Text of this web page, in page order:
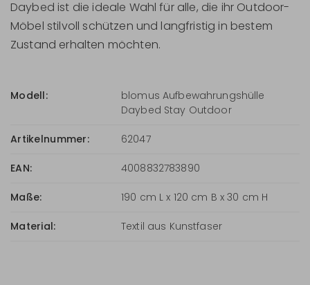
Daybed ist die ideale Wahl für alle, die ihr Outdoor-
Möbel stilvoll schützen und langfristig in bestem
Zustand erhalten möchten.
Modell:
blomus Aufbewahrungshülle
Daybed Stay Outdoor
Artikelnummer: 62047
EAN: 4008832783890
Maße: 190 cm L x 120 cm B x 30 cm H
Material: Textil aus Kunstfaser